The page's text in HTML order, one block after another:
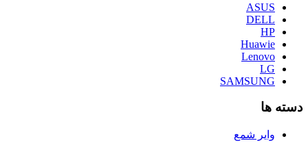
ASUS
DELL
HP
Huawie
Lenovo
LG
SAMSUNG
دسته ها
وایر شمع